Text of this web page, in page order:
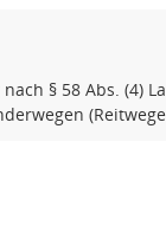
§ 58 Abs. (4)